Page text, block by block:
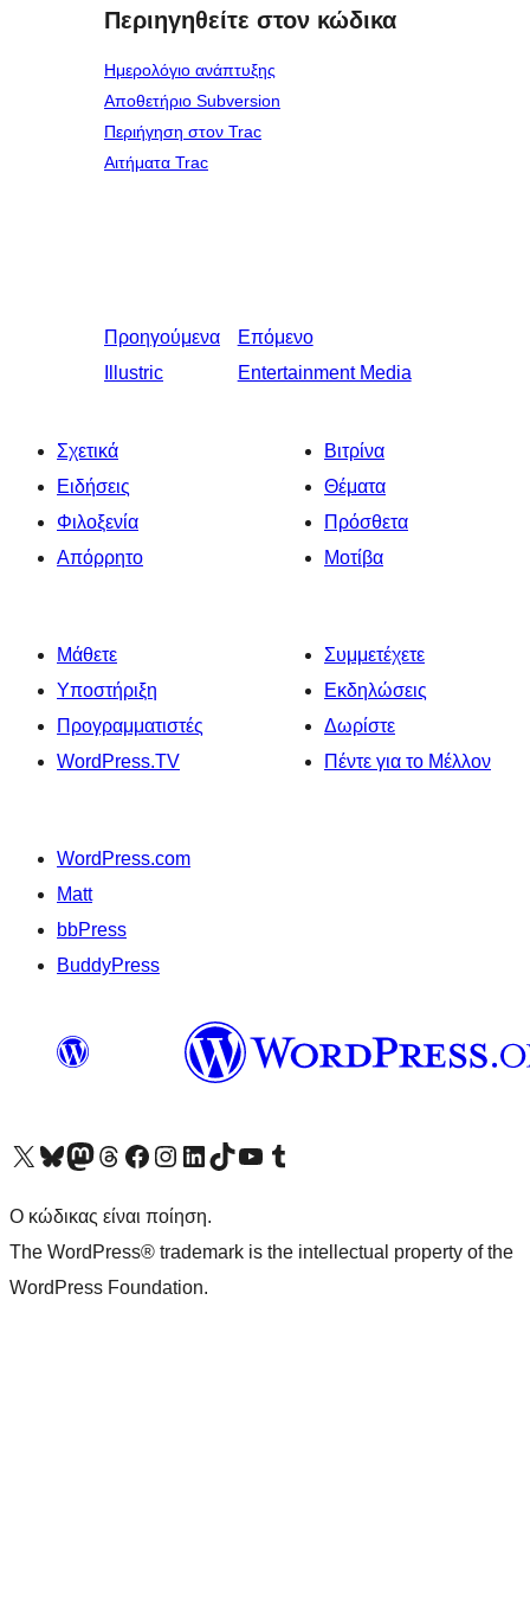
Περιηγηθείτε στον κώδικα
Ημερολόγιο ανάπτυξης
Αποθετήριο Subversion
Περιήγηση στον Trac
Αιτήματα Trac
Προηγούμενα
Illustric
Επόμενο
Entertainment Media
Σχετικά
Ειδήσεις
Φιλοξενία
Απόρρητο
Βιτρίνα
Θέματα
Πρόσθετα
Μοτίβα
Μάθετε
Υποστήριξη
Προγραμματιστές
WordPress.TV
Συμμετέχετε
Εκδηλώσεις
Δωρίστε
Πέντε για το Μέλλον
WordPress.com
Matt
bbPress
BuddyPress
Visit our X (formerly Twitter) account
Visit our Bluesky account
Επισκεφθείτε τον λογαριασμό μας στο Mastodon
Visit our Threads account
Επισκεφτείτε τη σελίδα μας στο Facebook
Επισκεφθείτε τον λογαριασμό μας Instagram
Επισκεφθείτε τον λογαριασμό μας LinkedIn
Visit our TikTok account
Visit our YouTube channel
Visit our Tumblr account
Ο κώδικας είναι ποίηση.
The WordPress® trademark is the intellectual property of the
WordPress Foundation.